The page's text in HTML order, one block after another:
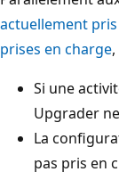
actuellement
prises en charge
Si une
Upgrader
La
pas pris en